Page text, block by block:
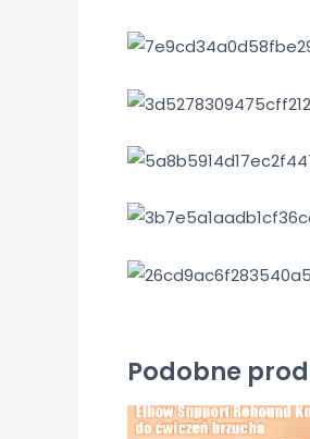
Podobne